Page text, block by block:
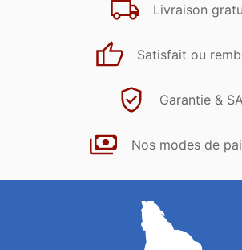
Livraison
Satisfait ou
Garantie &
Nos modes de